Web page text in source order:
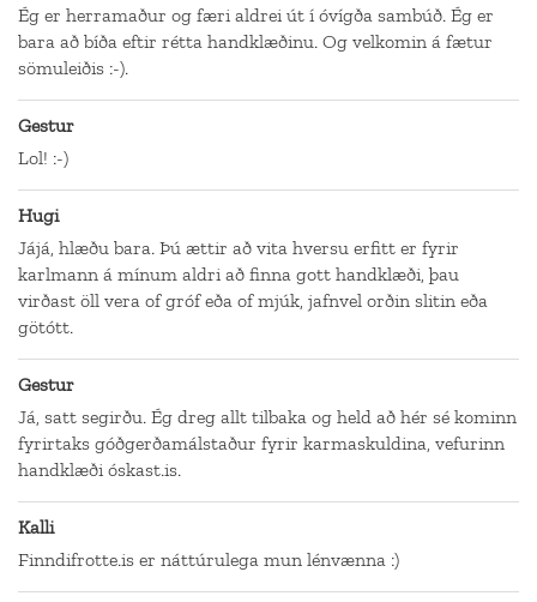
Ég er herramaður og færi aldrei út í óvígða sambúð. Ég er
bara að bíða eftir rétta handklæðinu. Og velkomin á fætur
sömuleiðis :-).
Gestur
Lol! :-)
Hugi
Jájá, hlæðu bara. Þú ættir að vita hversu erfitt er fyrir
karlmann á mínum aldri að finna gott handklæði, þau
virðast öll vera of gróf eða of mjúk, jafnvel orðin slitin eða
götótt.
Gestur
Já, satt segirðu. Ég dreg allt tilbaka og held að hér sé kominn
fyrirtaks góðgerðamálstaður fyrir karmaskuldina, vefurinn
handklæði óskast.is.
Kalli
Finndifrotte.is er náttúrulega mun lénvænna :)